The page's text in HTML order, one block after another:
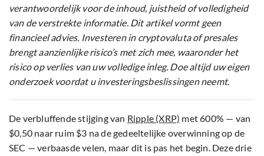
verantwoordelijk voor de inhoud, juistheid of volledigheid
van de verstrekte informatie. Dit artikel vormt geen
financieel advies. Investeren in cryptovaluta of presales
brengt aanzienlijke risico’s met zich mee, waaronder het
risico op verlies van uw volledige inleg. Doe altijd uw eigen
onderzoek voordat u investeringsbeslissingen neemt.
De verbluffende stijging van Ripple (XRP) met 600% — van
$0,50 naar ruim $3 na de gedeeltelijke overwinning op de
SEC — verbaasde velen, maar dit is pas het begin. Deze drie